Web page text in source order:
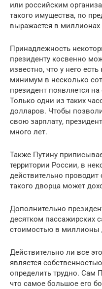
или российским
такого имущества, по
выражается в миллионах
Принадлежность
президенту косвенно
известно, что у него
минимум в несколько
президент появляется
Только одни из таких
долларов. Чтобы
свою зарплату,
много лет.
Также Путину
территории России, в
действительно
такого дворца может
Дополнительно
десятком пассажирских
стоимостью в миллионы
Действительно ли все
является
определить трудно. Сам
что самое большое его